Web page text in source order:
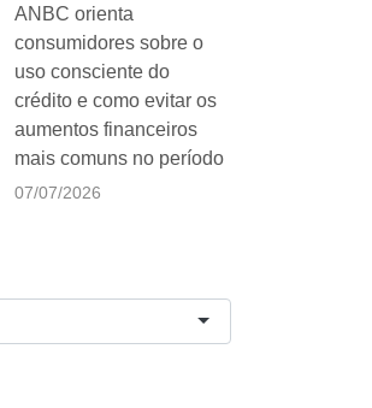
ANBC orienta
consumidores sobre o
uso consciente do
crédito e como evitar os
aumentos financeiros
mais comuns no período
07/07/2026